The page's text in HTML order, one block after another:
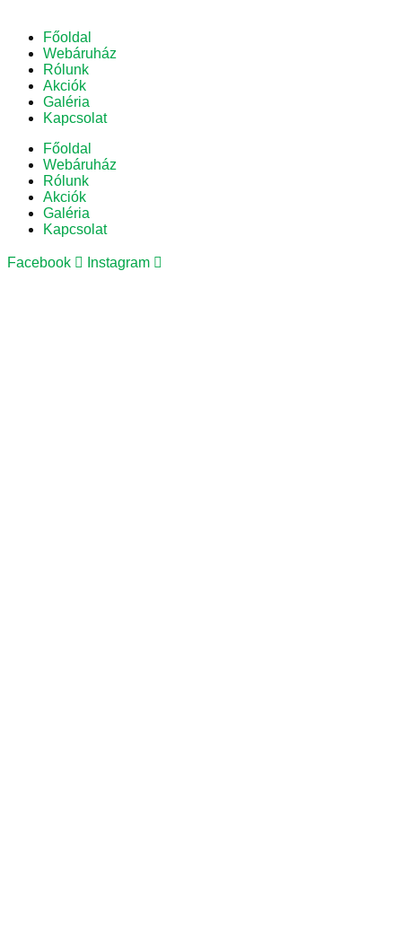
Főoldal
Webáruház
Rólunk
Akciók
Galéria
Kapcsolat
Főoldal
Webáruház
Rólunk
Akciók
Galéria
Kapcsolat
Facebook Instagram